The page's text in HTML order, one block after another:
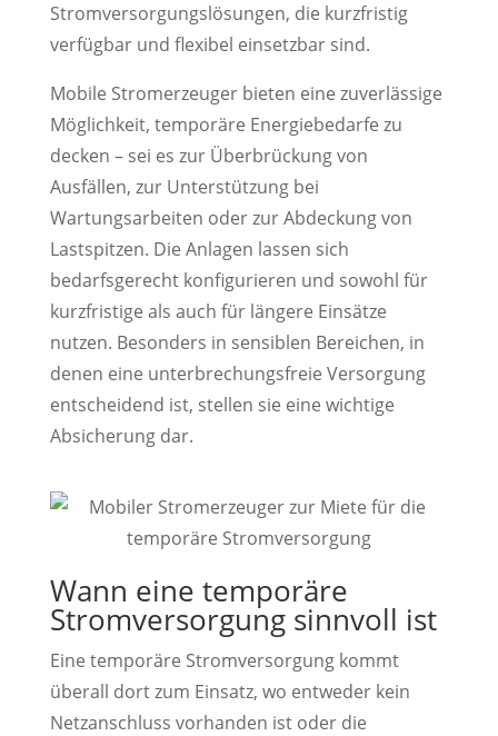
Stromversorgungslösungen, die kurzfristig
verfügbar und flexibel einsetzbar sind.
Mobile Stromerzeuger bieten eine zuverlässige
Möglichkeit, temporäre Energiebedarfe zu
decken – sei es zur Überbrückung von
Ausfällen, zur Unterstützung bei
Wartungsarbeiten oder zur Abdeckung von
Lastspitzen. Die Anlagen lassen sich
bedarfsgerecht konfigurieren und sowohl für
kurzfristige als auch für längere Einsätze
nutzen. Besonders in sensiblen Bereichen, in
denen eine unterbrechungsfreie Versorgung
entscheidend ist, stellen sie eine wichtige
Absicherung dar.
Wann eine temporäre
Stromversorgung sinnvoll ist
Eine temporäre Stromversorgung kommt
überall dort zum Einsatz, wo entweder kein
Netzanschluss vorhanden ist oder die